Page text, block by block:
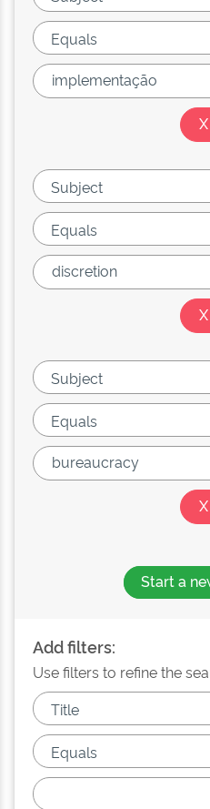
Start a
Add filters:
Use filters to refine the